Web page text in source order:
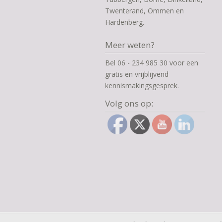
Twenterand, Ommen en
Hardenberg.
Meer weten?
Bel 06 - 234 985 30 voor een
gratis en vrijblijvend
kennismakingsgesprek.
Volg ons op: